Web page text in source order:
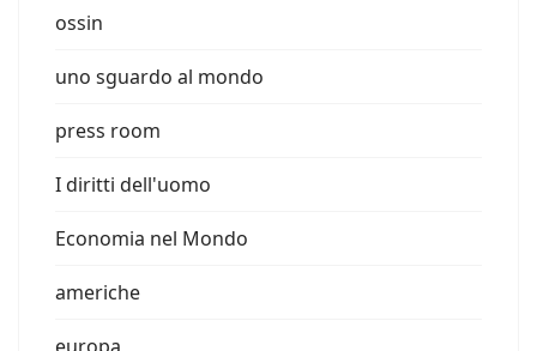
ossin
uno sguardo al mondo
press room
I diritti dell'uomo
Economia nel Mondo
americhe